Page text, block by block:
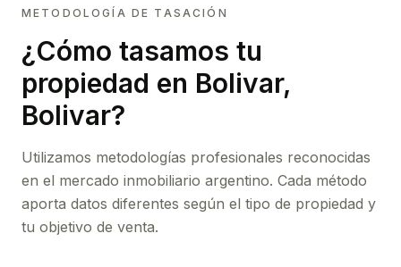
METODOLOGÍA DE TASACIÓN
¿Cómo tasamos tu
propiedad en Bolivar,
Bolivar?
Utilizamos metodologías profesionales reconocidas
en el mercado inmobiliario argentino. Cada método
aporta datos diferentes según el tipo de propiedad y
tu objetivo de venta.